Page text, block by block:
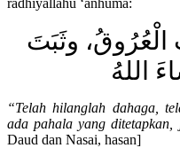
الْعُرُوقُ، وثَبَتَ
اللهُ
“Telah hilanglah dahaga,
ada pahala yang
Daud dan Nasai, hasan]